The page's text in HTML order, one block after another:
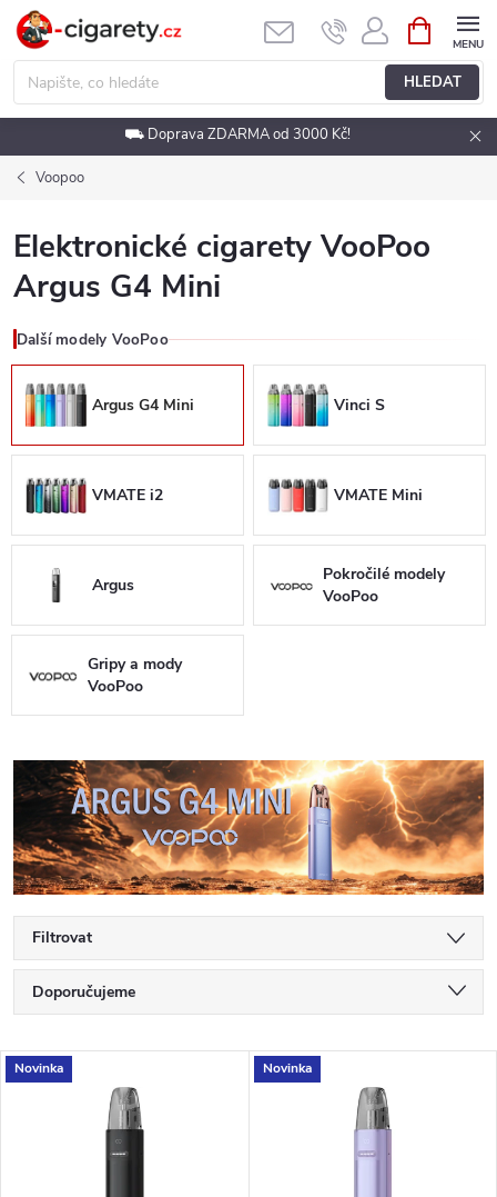
Přejít
obsah
HLEDAT
NÁKUPNÍ
KOŠÍK
⛟ Doprava ZDARMA od 3000 Kč!
Voopoo
Elektronické cigarety VooPoo
Argus G4 Mini
Další modely VooPoo
Argus G4 Mini Vinci S
VMATE i2 VMATE Mini
Argus
Pokročilé modely
VooPoo
Gripy a mody
VooPoo
Filtrovat
Ř
a
Doporučujeme
Nejdražší
Nejprodávanější
V
Novinka Novinka